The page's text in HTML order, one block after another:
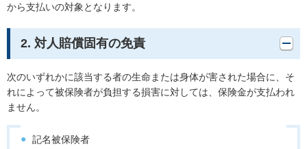
から支払いの対象となります。
2. 対人賠償固有の免責
次のいずれかに該当する者の生命または身体が害された場合に、そ
れによって被保険者が負担する損害に対しては、保険金が支払われ
ません。
記名被保険者